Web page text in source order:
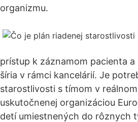
organizmu.
prístup k záznamom pacienta
šíria v rámci kancelárií. Je
starostlivosti s tímom v
uskutočnenej organizáciou
detí umiestnených do rôznych